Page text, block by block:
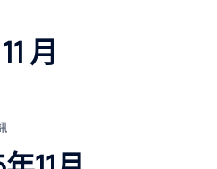
月